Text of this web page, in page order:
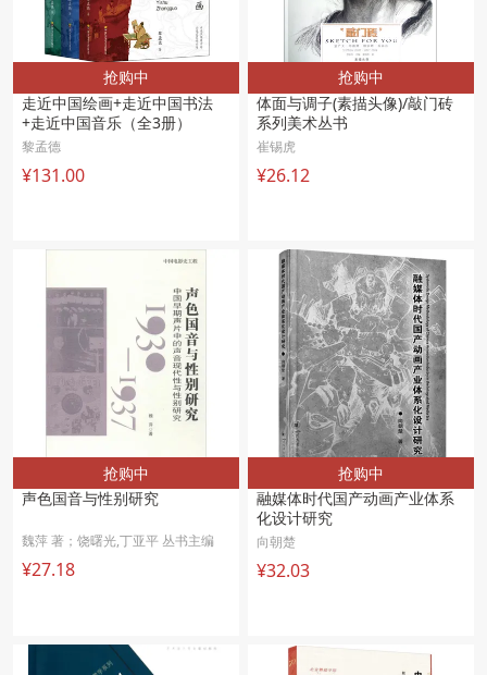
抢购中
走近中国绘画+走近中国书法
+走近中国音乐（全3册）
黎孟德
¥131.00
抢购中
体面与调子(素描头像)/敲门砖
系列美术丛书
崔锡虎
¥26.12
抢购中
声色国音与性别研究
魏萍 著；饶曙光,丁亚平 丛书主编
¥27.18
抢购中
融媒体时代国产动画产业体系
化设计研究
向朝楚
¥32.03